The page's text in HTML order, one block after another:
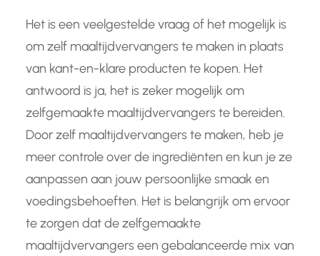
Het is een veelgestelde vraag of het mogelijk is
om zelf maaltijdvervangers te maken in plaats
van kant-en-klare producten te kopen. Het
antwoord is ja, het is zeker mogelijk om
zelfgemaakte maaltijdvervangers te bereiden.
Door zelf maaltijdvervangers te maken, heb je
meer controle over de ingrediënten en kun je ze
aanpassen aan jouw persoonlijke smaak en
voedingsbehoeften. Het is belangrijk om ervoor
te zorgen dat de zelfgemaakte
maaltijdvervangers een gebalanceerde mix van